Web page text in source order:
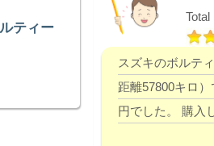
Total
スズキのボルテ
距離57800キロ
円でした。 購入
ティー